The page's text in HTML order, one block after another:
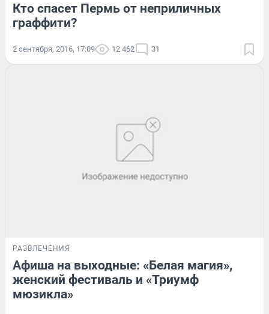
Кто спасет Пермь от неприличных
граффити?
2 сентября, 2016, 17:09 12 462 31
РАЗВЛЕЧЕНИЯ
Афиша на выходные: «Белая магия»,
женский фестиваль и «Триумф
мюзикла»